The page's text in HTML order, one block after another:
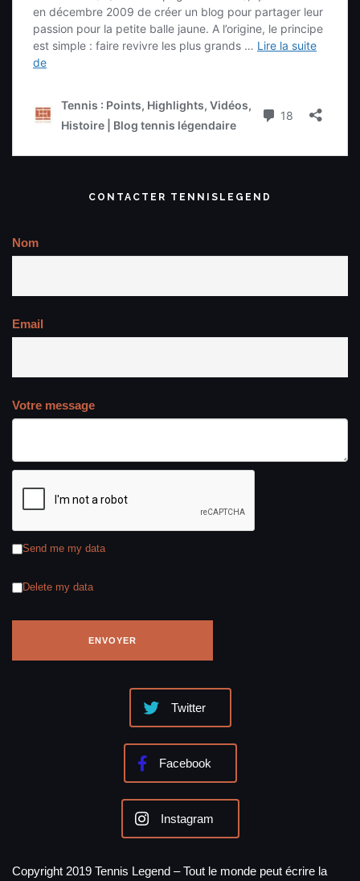
CONTACTER TENNISLEGEND
Nom
Email
Votre message
Send me my data
Delete my data
Twitter
Facebook
Instagram
Copyright 2019 Tennis Legend – Tout le monde peut écrire la